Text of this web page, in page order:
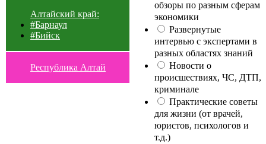
Алтайский край:
#Барнаул
#Бийск
Республика Алтай
обзоры по разным сферам
экономики
Развернутые
интервью с экспертами в
разных областях знаний
Новости о
происшествиях, ЧС, ДТП,
криминале
Практические советы
для жизни (от врачей,
юристов, психологов и
т.д.)